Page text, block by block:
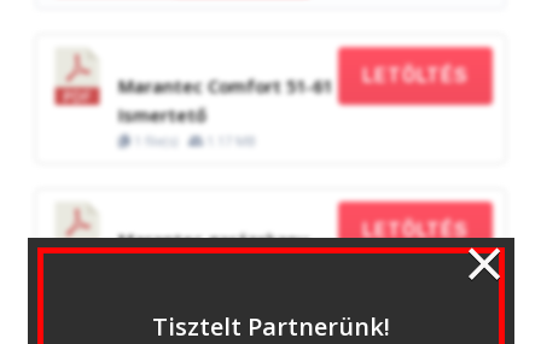
Marantec Comfort 51-61
Ismertető
1 file(s) 1.17 MB
LETÖLTÉS
Marantec garázskapu
LETÖLTÉS
Tisztelt Partnerünk!
×